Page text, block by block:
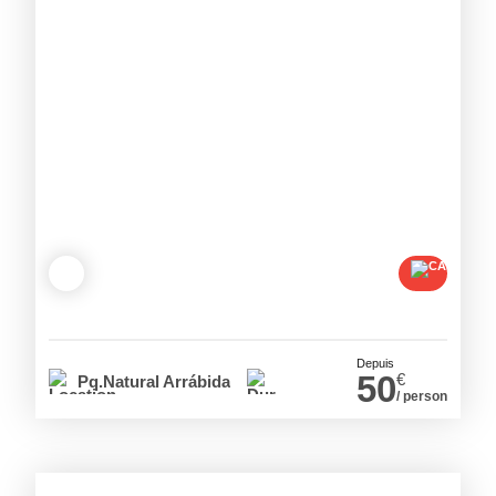
Pq.Natural Arrábida
Depuis
50€
/ person